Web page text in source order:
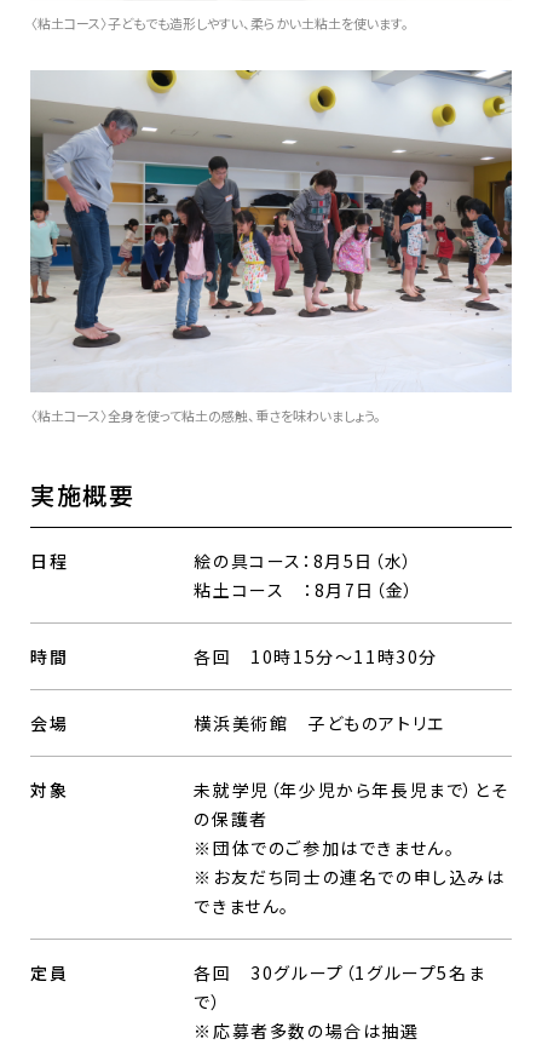
〈粘土コース〉子どもでも造形しやすい、柔らかい土粘土を使います。
〈粘土コース〉全身を使って粘土の感触、重さを味わいましょう。
実施概要
日程
絵の具コース：8月5日（水）
粘土コース ：8月7日（金）
時間 各回 10時15分～11時30分
会場 横浜美術館 子どものアトリエ
対象
未就学児（年少児から年長児まで）とそ
の保護者
※団体でのご参加はできません。
※お友だち同士の連名での申し込みは
できません。
定員
各回 30グループ（1グループ5名ま
で）
※応募者多数の場合は抽選